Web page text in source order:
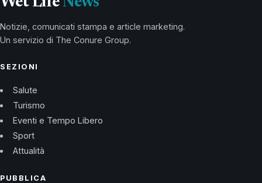
Notizie, comunicati stampa e article marketing.
Un servizio di The Conure Group.
SEZIONI
Salute
Turismo
Eventi e Tempo Libero
Sport
Attualità
PUBBLICA